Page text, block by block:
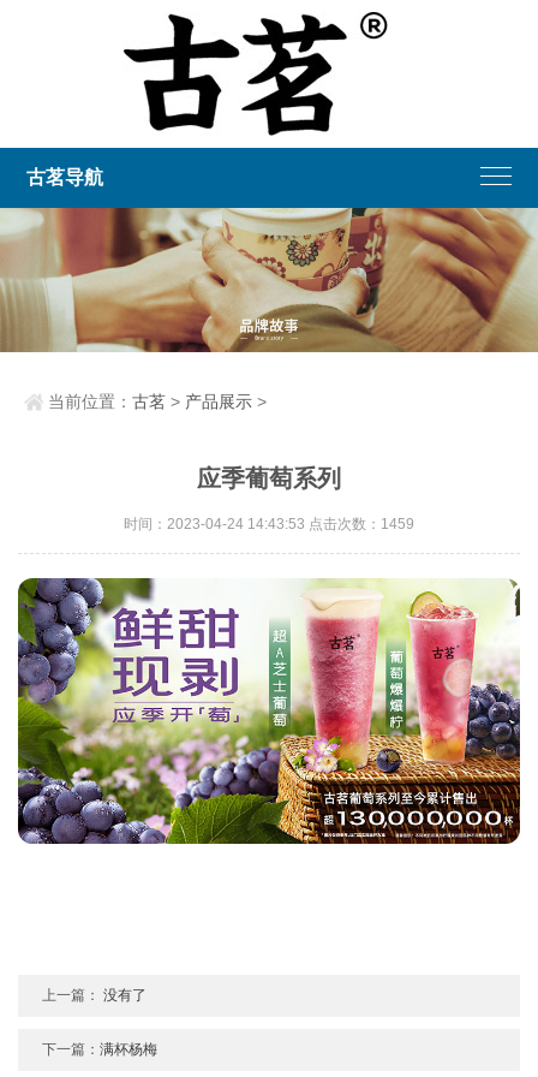
古茗导航
当前位置：古茗 > 产品展示 >
应季葡萄系列
时间：2023-04-24 14:43:53 点击次数：1459
上一篇：没有了
下一篇：满杯杨梅